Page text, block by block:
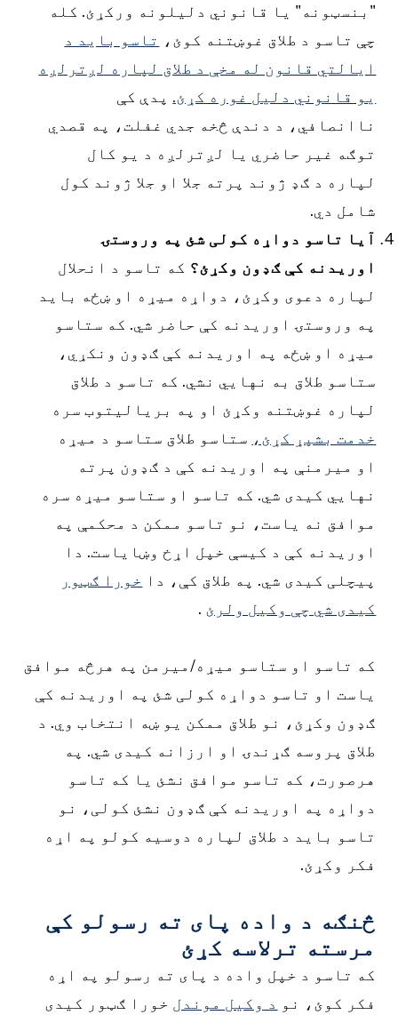
"بنسټونه" یا قانوني دلیلونه ورکړئ. کله
چې تاسو د طلاق غوښتنه کوئ، تاسو باید د
ایالتي قانون له مخې د طلاق لپاره لږترلږه
یو قانوني دلیل غوره کړئ. پدې کې
ناانصافي، د دندې څخه جدي غفلت، په قصدي
توګه غیر حاضري یا لږترلږه د یو کال
لپاره د ګډ ژوند پرته جلا او جلا ژوند کول
شامل دي.
آیا تاسو دواړه کولی شئ په وروستۍ
اوریدنه کې ګډون وکړئ؟ که تاسو د انحلال
لپاره دعوی وکړئ، دواړه میړه او ښځه باید
په وروستۍ اوریدنه کې حاضر شي. که ستاسو
میړه او ښځه په اوریدنه کې ګډون ونکړي،
ستاسو طلاق به نهایي نشي. که تاسو د طلاق
لپاره غوښتنه وکړئ او په بریالیتوب سره
خدمت بشپړ کړئ، ستاسو طلاق ستاسو د میړه
او میرمنې په اوریدنه کې د ګډون پرته
نهایي کیدی شي. که تاسو او ستاسو میړه سره
موافق نه یاست، نو تاسو ممکن د محکمې په
اوریدنه کې د کیسې خپل اړخ وښایاست. دا
پیچلی کیدی شي. په طلاق کې، دا خورا ګټور
کیدی شي چې وکیل ولرئ .
که تاسو او ستاسو میړه/میرمن په هرڅه موافق
یاست او تاسو دواړه کولی شئ په اوریدنه کې
ګډون وکړئ، نو طلاق ممکن یو ښه انتخاب وي. د
طلاق پروسه ګړندۍ او ارزانه کیدی شي. په
هرصورت، که تاسو موافق نشئ یا که تاسو
دواړه په اوریدنه کې ګډون نشئ کولی، نو
تاسو باید د طلاق لپاره دوسیه کولو په اړه
فکر وکړئ.
څنګه د واده پای ته رسولو کې
مرسته ترلاسه کړئ
که تاسو د خپل واده د پای ته رسولو په اړه
فکر کوئ، نو
د وکیل موندل خورا ګټور کیدی